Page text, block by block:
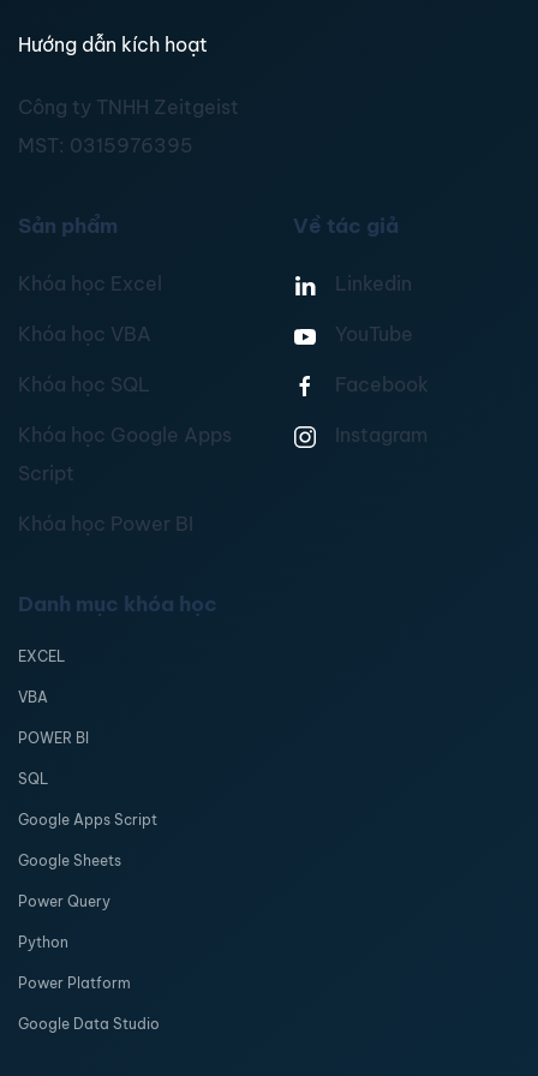
Hướng dẫn kích hoạt
Công ty TNHH Zeitgeist
MST: 0315976395
Sản phẩm
Khóa học Excel
Khóa học VBA
Khóa học SQL
Khóa học Google Apps
Script
Khóa học Power BI
Về tác giả
Linkedin
YouTube
Facebook
Instagram
Danh mục khóa học
EXCEL
VBA
POWER BI
SQL
Google Apps Script
Google Sheets
Power Query
Python
Power Platform
Google Data Studio